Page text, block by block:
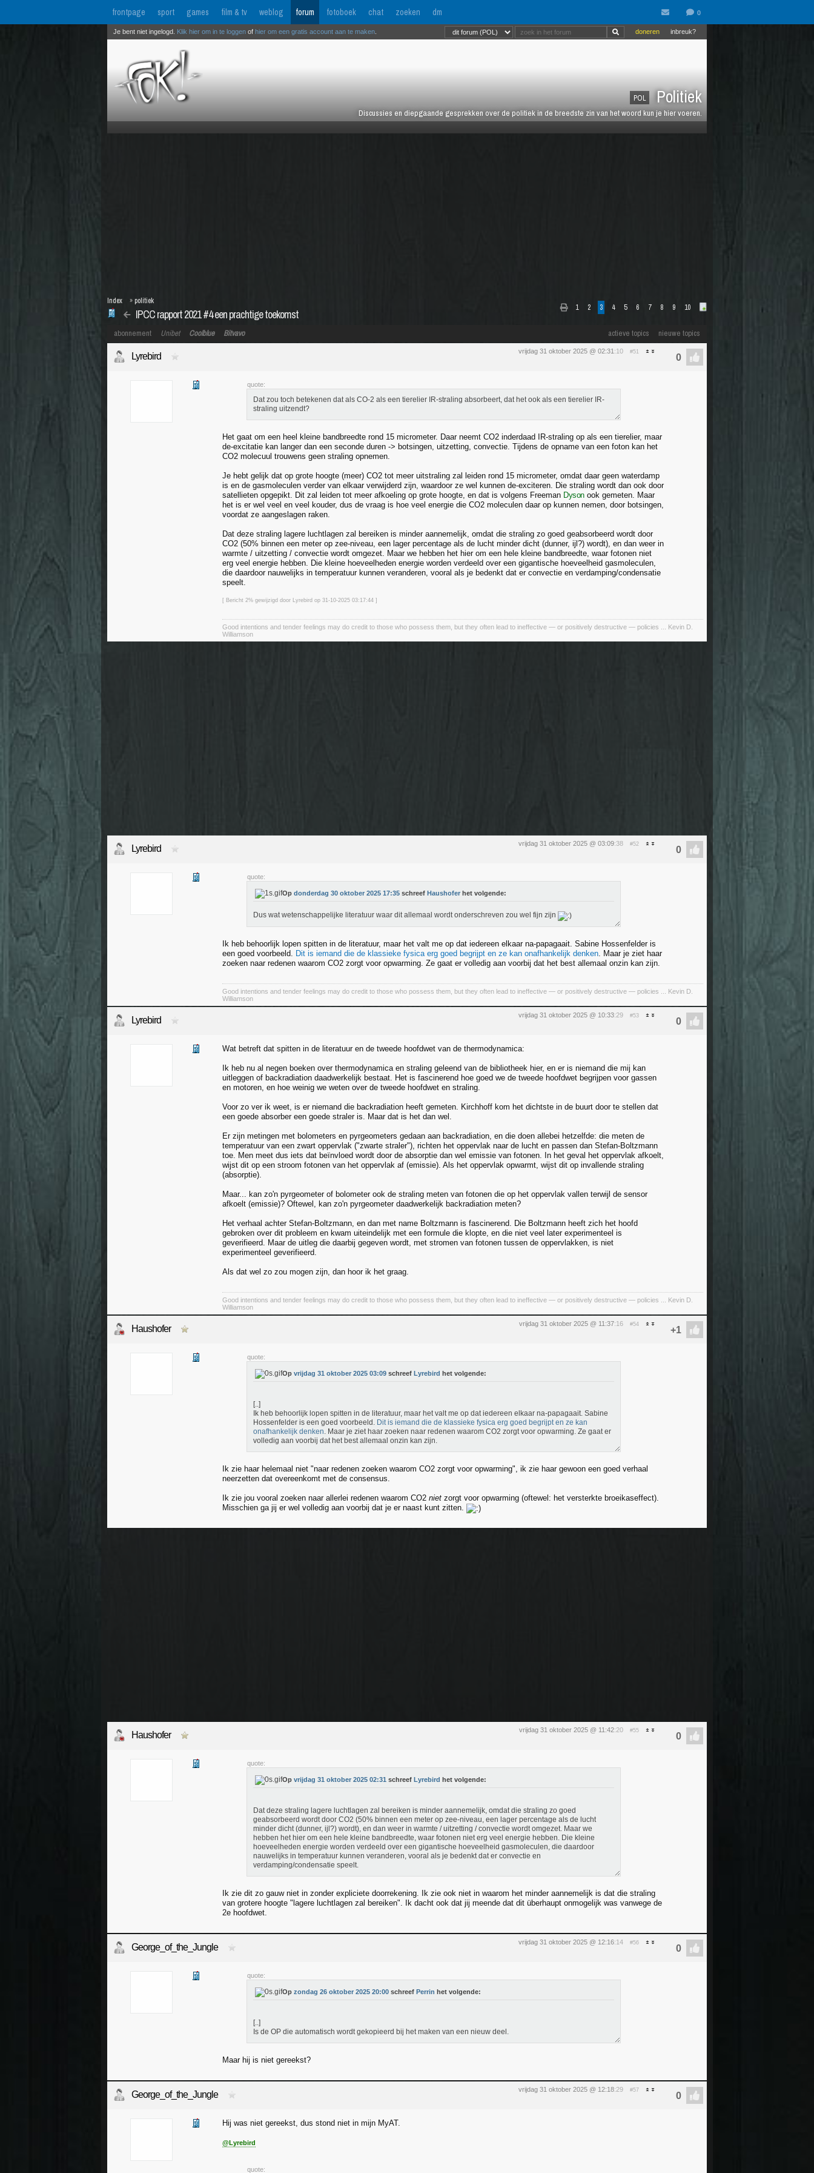
frontpage sport games film & tv weblog forum fotoboek chat zoeken dm
POL Politiek
Discussies en diepgaande gesprekken over de politiek in de breedste zin van het woord kun je hier voeren.
inbreuk?
doneren
Je bent niet ingelogd. Klik hier om in te loggen of hier om een gratis account aan te maken
1 2 3 4 5 6 7 8 9 10
IPCC rapport 2021 #4 een prachtige toekomst
Index » politiek
actieve topics nieuwe topics
abonnement Unibet Coolblue Bitvavo
vrijdag 31 oktober 2025 @ 02:31 :10 #51
Lyrebird
quote:
Dat zou toch betekenen dat als CO-2 als een tierelier IR-straling absorbeert, dat het ook als een tierelier IR-
straling uitzendt?
Het gaat om een heel kleine bandbreedte rond 15 micrometer. Daar neemt CO2 inderdaad IR-straling op als een tierelier, maar
de-excitatie kan langer dan een seconde duren -> botsingen, uitzetting, convectie. Tijdens de opname van een foton kan het
CO2 molecuul trouwens geen straling opnemen.
Je hebt gelijk dat op grote hoogte (meer) CO2 tot meer uitstraling zal leiden rond 15 micrometer, omdat daar geen waterdamp
is en de gasmoleculen verder van elkaar verwijderd zijn, waardoor ze wel kunnen de-exciteren. Die straling wordt dan ook door
satellieten opgepikt. Dit zal leiden tot meer afkoeling op grote hoogte, en dat is volgens Freeman Dysonook gemeten. Maar
het is er wel veel en veel kouder, dus de vraag is hoe veel energie die CO2 moleculen daar op kunnen nemen, door botsingen,
voordat ze aangeslagen raken.
Dat deze straling lagere luchtlagen zal bereiken is minder aannemelijk, omdat die straling zo goed geabsorbeerd wordt door
CO2 (50% binnen een meter op zee-niveau, een lager percentage als de lucht minder dicht (dunner, ijl?) wordt), en dan weer in
warmte / uitzetting / convectie wordt omgezet. Maar we hebben het hier om een hele kleine bandbreedte, waar fotonen niet
erg veel energie hebben. Die kleine hoeveelheden energie worden verdeeld over een gigantische hoeveelheid gasmoleculen,
die daardoor nauwelijks in temperatuur kunnen veranderen, vooral als je bedenkt dat er convectie en verdamping/condensatie
speelt.
[ Bericht 2% gewijzigd door Lyrebird op 31-10-2025 03:17:44 ]
Good intentions and tender feelings may do credit to those who possess them, but they often lead to ineffective — or positively destructive — policies ... Kevin D.
Williamson
vrijdag 31 oktober 2025 @ 03:09:38 #52
Lyrebird
quote:
Op donderdag 30 oktober 2025 17:35 schreef Haushofer het volgende:
Dus wat wetenschappelijke literatuur waar dit allemaal wordt onderschreven zou wel fijn zijn
Ik heb behoorlijk lopen spitten in de literatuur, maar het valt me op dat iedereen elkaar na-papagaait. Sabine Hossenfelder is
een goed voorbeeld. Dit is iemand die de klassieke fysica erg goed begrijpt en ze kan onafhankelijk denken. Maar je ziet haar
zoeken naar redenen waarom CO2 zorgt voor opwarming. Ze gaat er volledig aan voorbij dat het best allemaal onzin kan zijn.
Good intentions and tender feelings may do credit to those who possess them, but they often lead to ineffective — or positively destructive — policies ... Kevin D.
Williamson
vrijdag 31 oktober 2025 @ 10:33:29 #53
Lyrebird
Wat betreft dat spitten in de literatuur en de tweede hoofdwet van de thermodynamica:
Ik heb nu al negen boeken over thermodynamica en straling geleend van de bibliotheek hier, en er is niemand die mij kan
uitleggen of backradiation daadwerkelijk bestaat. Het is fascinerend hoe goed we de tweede hoofdwet begrijpen voor gassen
en motoren, en hoe weinig we weten over de tweede hoofdwet en straling.
Voor zo ver ik weet, is er niemand die backradiation heeft gemeten. Kirchhoff kom het dichtste in de buurt door te stellen dat
een goede absorber een goede straler is. Maar dat is het dan wel.
Er zijn metingen met bolometers en pyrgeometers gedaan aan backradiation, en die doen allebei hetzelfde: die meten de
temperatuur van een zwart oppervlak ("zwarte straler"), richten het oppervlak naar de lucht en passen dan Stefan-Boltzmann
toe. Men meet dus iets dat beïnvloed wordt door de absorptie dan wel emissie van fotonen. In het geval het oppervlak afkoelt,
wijst dit op een stroom fotonen van het oppervlak af (emissie). Als het oppervlak opwarmt, wijst dit op invallende straling
(absorptie).
Maar... kan zo'n pyrgeometer of bolometer ook de straling meten van fotonen die op het oppervlak vallen terwijl de sensor
afkoelt (emissie)? Oftewel, kan zo'n pyrgeometer daadwerkelijk backradiation meten?
Het verhaal achter Stefan-Boltzmann, en dan met name Boltzmann is fascinerend. Die Boltzmann heeft zich het hoofd
gebroken over dit probleem en kwam uiteindelijk met een formule die klopte, en die niet veel later experimenteel is
geverifieerd. Maar de uitleg die daarbij gegeven wordt, met stromen van fotonen tussen de oppervlakken, is niet
experimenteel geverifieerd.
Als dat wel zo zou mogen zijn, dan hoor ik het graag.
Good intentions and tender feelings may do credit to those who possess them, but they often lead to ineffective — or positively destructive — policies ... Kevin D.
Williamson
vrijdag 31 oktober 2025 @ 11:37:16 #54
Haushofer
quote:
Op vrijdag 31 oktober 2025 03:09 schreef Lyrebird het volgende:
[..]
Ik heb behoorlijk lopen spitten in de literatuur, maar het valt me op dat iedereen elkaar na-papagaait. Sabine
Hossenfelder is een goed voorbeeld. Dit is iemand die de klassieke fysica erg goed begrijpt en ze kan
onafhankelijk denken. Maar je ziet haar zoeken naar redenen waarom CO2 zorgt voor opwarming. Ze gaat er
volledig aan voorbij dat het best allemaal onzin kan zijn.
Ik zie haar helemaal niet "naar redenen zoeken waarom CO2 zorgt voor opwarming", ik zie haar gewoon een goed verhaal
neerzetten dat overeenkomt met de consensus.
Ik zie jou vooral zoeken naar allerlei redenen waarom CO2 niet zorgt voor opwarming (oftewel: het versterkte broeikaseffect).
Misschien ga jij er wel volledig aan voorbij dat je er naast kunt zitten.
vrijdag 31 oktober 2025 @ 11:42:20 #55
Haushofer
quote:
Op vrijdag 31 oktober 2025 02:31 schreef Lyrebird het volgende:
Dat deze straling lagere luchtlagen zal bereiken is minder aannemelijk, omdat die straling zo goed
geabsorbeerd wordt door CO2 (50% binnen een meter op zee-niveau, een lager percentage als de lucht
minder dicht (dunner, ijl?) wordt), en dan weer in warmte / uitzetting / convectie wordt omgezet. Maar we
hebben het hier om een hele kleine bandbreedte, waar fotonen niet erg veel energie hebben. Die kleine
hoeveelheden energie worden verdeeld over een gigantische hoeveelheid gasmoleculen, die daardoor
nauwelijks in temperatuur kunnen veranderen, vooral als je bedenkt dat er convectie en
verdamping/condensatie speelt.
Ik zie dit zo gauw niet in zonder expliciete doorrekening. Ik zie ook niet in waarom het minder aannemelijk is dat die straling
van grotere hoogte "lagere luchtlagen zal bereiken". Ik dacht ook dat jij meende dat dit überhaupt onmogelijk was vanwege de
2e hoofdwet.
vrijdag 31 oktober 2025 @ 12:16:14 #56
George_of_the_Jungle
quote:
Op zondag 26 oktober 2025 20:00 schreef Perrin het volgende:
[..]
Is de OP die automatisch wordt gekopieerd bij het maken van een nieuw deel.
Maar hij is niet gereekst?
vrijdag 31 oktober 2025 @ 12:18:29 #57
George_of_the_Jungle
Hij was niet gereekst, dus stond niet in mijn MyAT.
@Lyrebird
quote: